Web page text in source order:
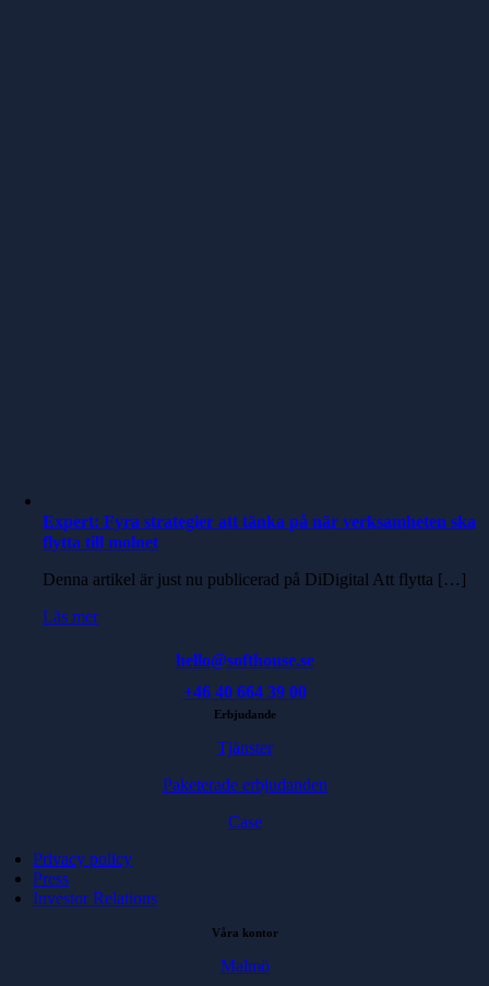
Expert: Fyra strategier att tänka på när verksamheten ska
flytta till molnet
Denna artikel är just nu publicerad på DiDigital Att flytta […]
Läs mer
hello@softhouse.se
+46 40 664 39 00
Erbjudande
Tjänster
Paketerade erbjudanden
Case
Privacy policy
Press
Investor Relations
Våra kontor
Malmö